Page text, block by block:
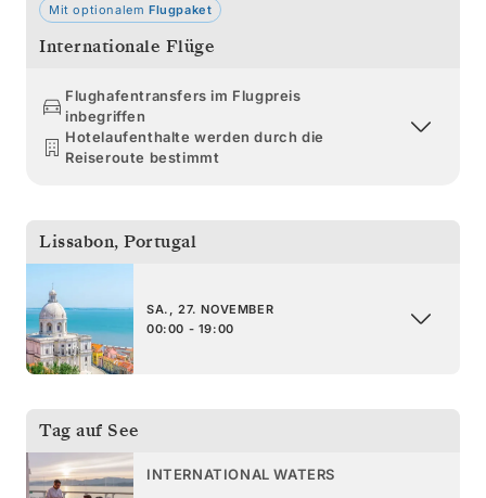
Mit optionalem Flugpaket
Internationale Flüge
Flughafentransfers im Flugpreis
inbegriffen
Hotelaufenthalte werden durch die
Reiseroute bestimmt
Lissabon, Portugal
SA., 27. NOVEMBER
00:00 - 19:00
Tag auf See
INTERNATIONAL WATERS